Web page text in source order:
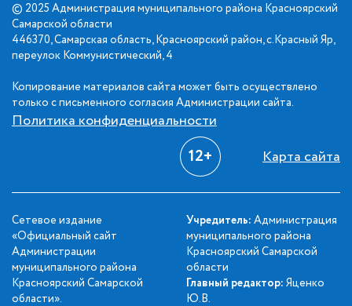
© 2025 Администрация муниципального района Красноярский
Самарской области
446370, Самарская область, Красноярский район, с.Красный Яр,
переулок Коммунистический, 4
Копирование материалов сайта может быть осуществлено
только с письменного согласия Администрации сайта.
Политика конфиденциальности
12+ Карта сайта
Сетевое издание
«Официальный сайт
Администрации
муниципального района
Красноярский Самарской
области».
Учредитель: Администрация
муниципального района
Красноярский Самарской
области
Главный редактор: Яценко
Ю.В.